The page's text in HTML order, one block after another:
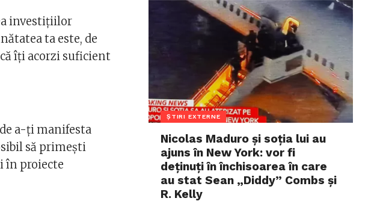
investițiilor
ta este, de
îți acorzi suficient
a-ți manifesta
să primești
în proiecte
ȘTIRI EXTERNE
Nicolas Maduro și soția lui au
ajuns în New York: vor fi
deținuți în închisoarea în care
au stat Sean „Diddy” Combs și
R. Kelly